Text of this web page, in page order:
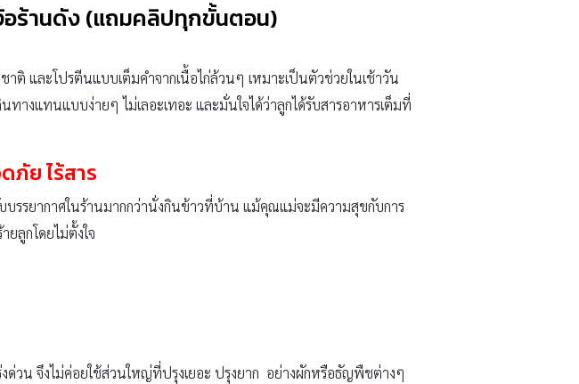
อร้านดัง (แถมคลิปทุกขั้นตอน)
ติ และโปรตีนแบบเต็มคำจากเนื้อไก่ล้วนๆ เหมาะเป็นตัวช่วยในเช้าวัน
างแทนแบบง่ายๆ ไม่เลอะเทอะ และมั่นใจได้ว่าลูกได้รับสารอาหารเต็มที่
ภัย ไร้สาร
รรยากาศในร้านมากกว่านั่งกินข้าวที่บ้าน แม้คุณแม่จะมีความสุขกับการ
ลูกโดยไม่ตั้งใจ
วน จึงไม่ค่อยใช้ส่วนใหญ่ที่ปรุงเยอะ ปรุงยาก อย่างผักหรือธัญพืชต่างๆ